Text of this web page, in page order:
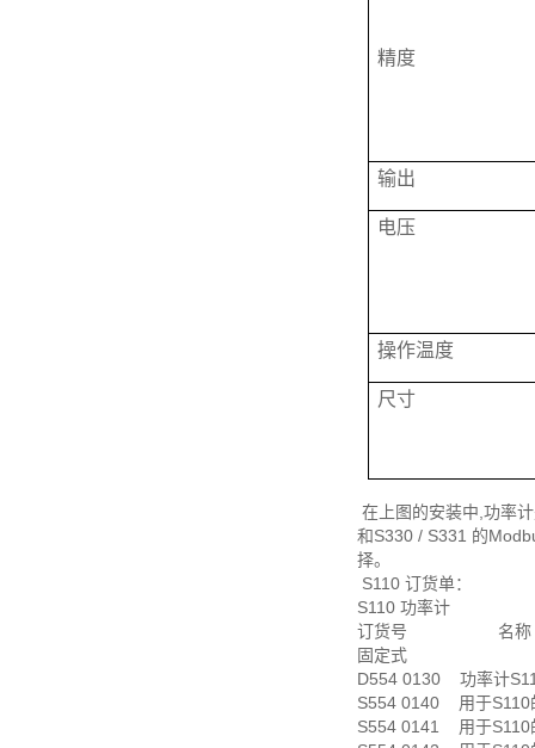
精度
输出
电压
操作温度
尺寸
在上图的安装中,功率
和S330 / S331 的
择。
S110 订货单：
S110 功率计
订货号 名称
固定式
D554 0130 功率计
S554 0140 用于S110
S554 0141 用于S110